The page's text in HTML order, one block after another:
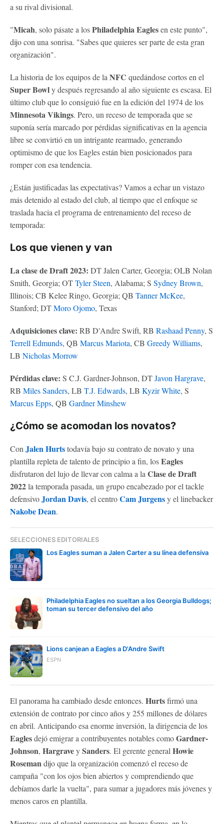
a su rival divisional.
"Micah, solo pásate a losPhiladelphia Eaglesen este punto",
dijo con una sonrisa. "Sabes que quieres ser parte de esta gran
organización".
La historia de los equipos de la NFC quedándose cortos en el
Super Bowly después regresando al año siguiente es escasa. El
último club que lo consiguió fue en la edición del 1974 de los
Minnesota Vikings. Pero, un receso de temporada que se
suponía sería marcado por pérdidas significativas en la agencia
libre se convirtió en un intrigante rearmado, generando
optimismo de que los Eagles están bien posicionados para
romper con esa tendencia.
¿Están justificadas las expectativas? Vamos a echar un vistazo
más detenido al estado del club, al tiempo que el enfoque se
traslada hacia el programa de entrenamiento del receso de
temporada:
Los que vienen y van
La clase de Draft 2023: DT Jalen Carter, Georgia; OLB Nolan
Smith, Georgia; OTTyler Steen, Alabama; S Sydney Brown,
Illinois; CB Kelee Ringo, Georgia; QB Tanner McKee,
Stanford; DTMoro Ojomo, Texas
Adquisiciones clave: RB D'Andre Swift, RB Rashaad Penny, S
Terrell Edmunds, QB Marcus Mariota, CB Greedy Williams,
LB Nicholas Morrow
Pérdidas clave: S C.J. Gardner-Johnson, DTJavon Hargrave,
RB Miles Sanders, LB T.J. Edwards, LB Kyzir White, S
Marcus Epps, QB Gardner Minshew
¿Cómo se acomodan los novatos?
Con Jalen Hurtstodavía bajo su contrato de novato y una
plantilla repleta de talento de principio a fin, losEagles
disfrutaron del lujo de llevar con calma a la Clase de Draft
2022la temporada pasada, un grupo encabezado por el tackle
defensivoJordan Davis, el centroCam Jurgensy el linebacker
Nakobe Dean.
SELECCIONES EDITORIALES
Los Eagles suman a Jalen Carter a su línea defensiva
Philadelphia Eagles no sueltan a los Georgia Bulldogs;
toman su tercer defensivo del año
Lions canjean a Eagles a D'Andre Swift
ESPN
El panorama ha cambiado desde entonces. Hurtsfirmó una
extensión de contrato por cinco años y 255 millones de dólares
en abril. Anticipando esa enorme inversión, la dirigencia de los
Eaglesdejó emigrar a contribuyentes notables comoGardner-
Johnson, HargraveySanders. El gerente general Howie
Rosemandijo que la organización comenzó el receso de
campaña "con los ojos bien abiertos y comprendiendo que
debíamos darle la vuelta", para sumar a jugadores más jóvenes y
menos caros en plantilla.